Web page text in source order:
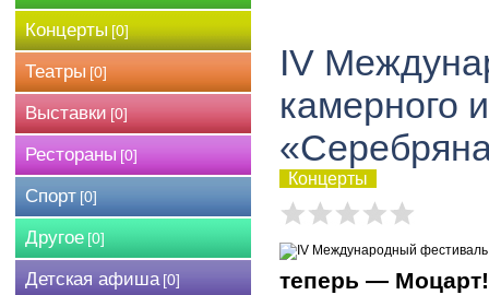
Концерты [0]
Театры [0]
Выставки [0]
Рестораны [0]
Спорт [0]
Другое [0]
Детская афиша [0]
IV
камерного
Концерты
теперь —